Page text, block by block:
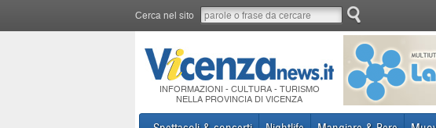
Cerca nel sito
INFORMAZIONI - CULTURA - TURISMO
NELLA PROVINCIA DI VICENZA